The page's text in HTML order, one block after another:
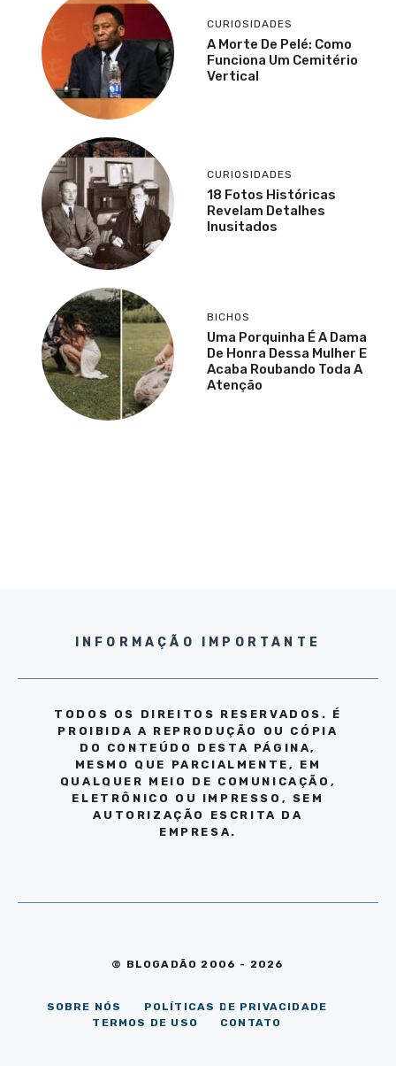
CURIOSIDADES
A Morte De Pelé: Como
Funciona Um Cemitério
Vertical
CURIOSIDADES
18 Fotos Históricas
Revelam Detalhes
Inusitados
BICHOS
Uma Porquinha É A Dama
De Honra Dessa Mulher E
Acaba Roubando Toda A
Atenção
INFORMAÇÃO IMPORTANTE
TODOS OS DIREITOS RESERVADOS. É
PROIBIDA A REPRODUÇÃO OU CÓPIA
DO CONTEÚDO DESTA PÁGINA,
MESMO QUE PARCIALMENTE, EM
QUALQUER MEIO DE COMUNICAÇÃO,
ELETRÔNICO OU IMPRESSO, SEM
AUTORIZAÇÃO ESCRITA DA
EMPRESA.
© BLOGADÃO 2006 - 2026
SOBRE NÓS
POLÍTICAS DE PRIVACIDADE
TERMOS DE USO
CONTATO